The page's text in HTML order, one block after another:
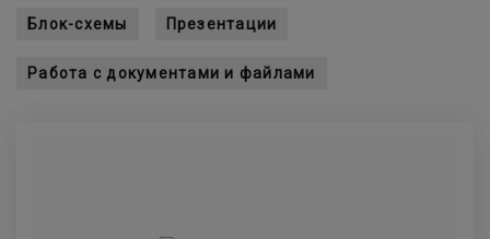
Блок-схемы Презентации
Работа с документами и файлами